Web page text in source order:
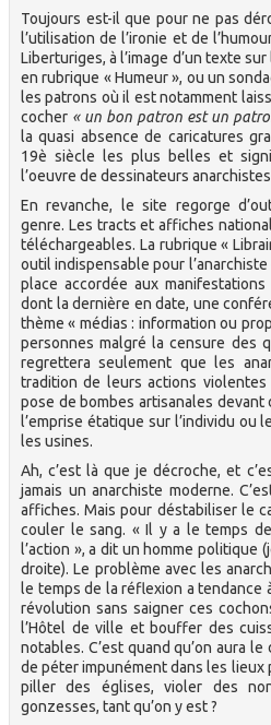
Toujours est-il que pour ne pas
l’utilisation de l’ironie et de
Liberturiges, à l’image d’un texte
en rubrique « Humeur », ou un
les patrons où il est notamment
cocher « un bon patron est un
la quasi absence de caricatures
19è siècle les plus belles et
l’oeuvre de dessinateurs
En revanche, le site regorge
genre. Les tracts et affiches
téléchargeables. La rubrique «
outil indispensable pour
place accordée aux
dont la dernière en date, une
thème « médias : information ou
personnes malgré la censure des
regrettera seulement que les
tradition de leurs actions
pose de bombes artisanales
l’emprise étatique sur l’individu ou
les usines.
Ah, c’est là que je décroche, et
jamais un anarchiste moderne.
affiches. Mais pour déstabiliser le
couler le sang. « Il y a le temps
l’action », a dit un homme politique
droite). Le problème avec les
le temps de la réflexion a tendance
révolution sans saigner ces
l’Hôtel de ville et bouffer des
notables. C’est quand qu’on aura
de péter impunément dans les lieux
piller des églises, violer des
gonzesses, tant qu’on y est ?